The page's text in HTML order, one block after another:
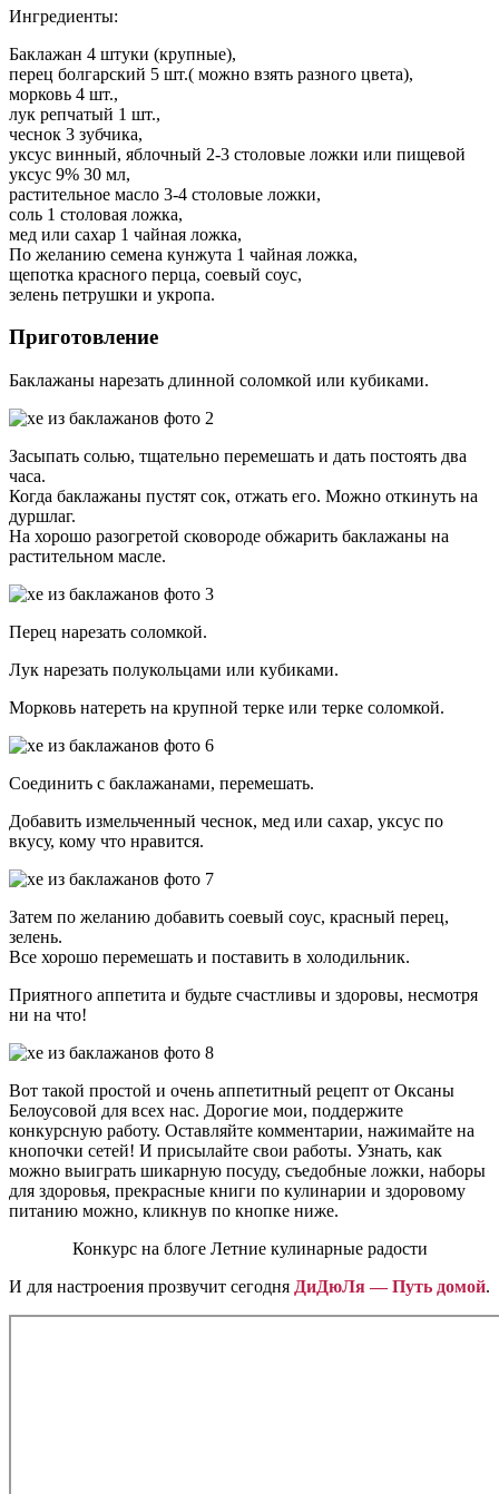
Ингредиенты:
Баклажан 4 штуки (крупные),
перец болгарский 5 шт.( можно взять разного цвета),
морковь 4 шт.,
лук репчатый 1 шт.,
чеснок 3 зубчика,
уксус винный, яблочный 2-3 столовые ложки или пищевой
уксус 9% 30 мл,
растительное масло 3-4 столовые ложки,
соль 1 столовая ложка,
мед или сахар 1 чайная ложка,
По желанию семена кунжута 1 чайная ложка,
щепотка красного перца, соевый соус,
зелень петрушки и укропа.
Приготовление
Баклажаны нарезать длинной соломкой или кубиками.
Засыпать солью, тщательно перемешать и дать постоять два
часа.
Когда баклажаны пустят сок, отжать его. Можно откинуть на
дуршлаг.
На хорошо разогретой сковороде обжарить баклажаны на
растительном масле.
Перец нарезать соломкой.
Лук нарезать полукольцами или кубиками.
Морковь натереть на крупной терке или терке соломкой.
Соединить с баклажанами, перемешать.
Добавить измельченный чеснок, мед или сахар, уксус по
вкусу, кому что нравится.
Затем по желанию добавить соевый соус, красный перец,
зелень.
Все хорошо перемешать и поставить в холодильник.
Приятного аппетита и будьте счастливы и здоровы, несмотря
ни на что!
Вот такой простой и очень аппетитный рецепт от Оксаны
Белоусовой для всех нас. Дорогие мои, поддержите
конкурсную работу. Оставляйте комментарии, нажимайте на
кнопочки сетей! И присылайте свои работы. Узнать, как
можно выиграть шикарную посуду, съедобные ложки, наборы
для здоровья, прекрасные книги по кулинарии и здоровому
питанию можно, кликнув по кнопке ниже.
Конкурс на блоге Летние кулинарные радости
И для настроения прозвучит сегодня ДиДюЛя — Путь домой.